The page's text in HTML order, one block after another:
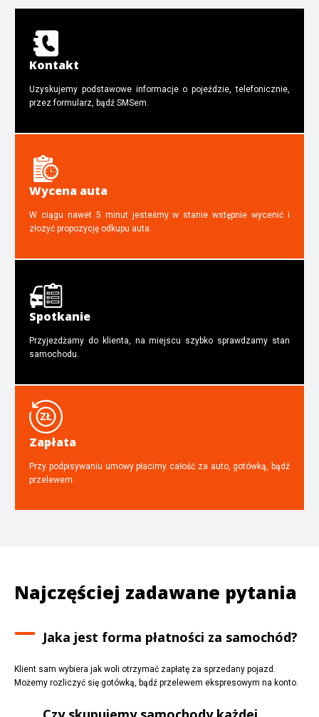
Kontakt
Uzyskujemy podstawowe informacje o pojeździe, telefonicznie,
przez formularz, bądź SMSem.
Wycena auta
W ciągu nawet 5 minut jesteśmy w stanie wstępnie wycenić i
złozyć propozycję odkupu auta.
Spotkanie
Przyjeżdżamy do klienta, na miejscu szybko sprawdzamy stan
samochodu.
Zapłata
Przy podpisywaniu umowy płacimy całość za auto, gotówką, bądź
przelewem.
Najczęściej zadawane pytania
Jaka jest forma płatności za samochód?
Klient sam wybiera jak woli otrzymać zapłatę za sprzedany pojazd.
Możemy rozliczyć się gotówką, bądź przelewem ekspresowym na konto.